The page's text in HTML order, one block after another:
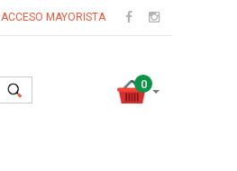
ACCESO MAYORISTA
0